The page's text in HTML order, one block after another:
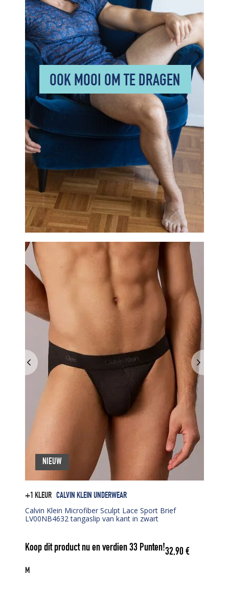
OOK MOOI OM TE DRAGEN
+1 KLEUR CALVIN KLEIN UNDERWEAR
Calvin Klein Microfiber Sculpt Lace Sport Brief
LV00NB4632 tangaslip van kant in zwart
Koop dit product nu en verdien33 Punten!32,90€
M
NIEUW